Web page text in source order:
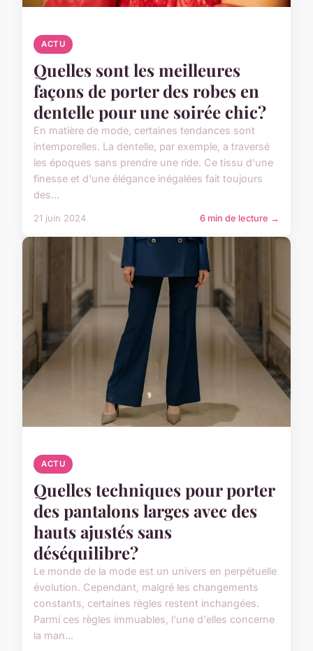
ACTU
Quelles sont les meilleures
façons de porter des robes en
dentelle pour une soirée chic?
En matière de mode, certaines tendances sont
intemporelles. La dentelle, par exemple, a traversé
les époques sans prendre une ride. Ce tissu d'une
finesse et d'une élégance inégalées fait toujours
des...
21 juin 2024 6 min de lecture →
ACTU
Quelles techniques pour porter
des pantalons larges avec des
hauts ajustés sans
déséquilibre?
Le monde de la mode est un univers en perpétuelle
évolution. Cependant, malgré les changements
constants, certaines règles restent inchangées.
Parmi ces règles immuables, l'une d'elles concerne
la man...